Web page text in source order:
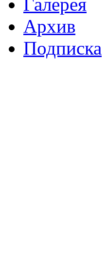
Архив
Подписка